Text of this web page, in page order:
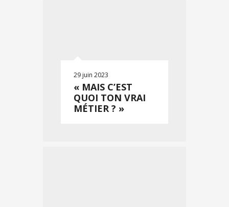
29 juin 2023
« MAIS C’EST
QUOI TON VRAI
MÉTIER ? »